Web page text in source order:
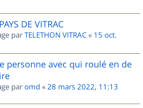
DE VITRAC
par TELETHON VITRAC « 15 oct.
personne avec qui roulé en de
par omd « 28 mars 2022, 11:13